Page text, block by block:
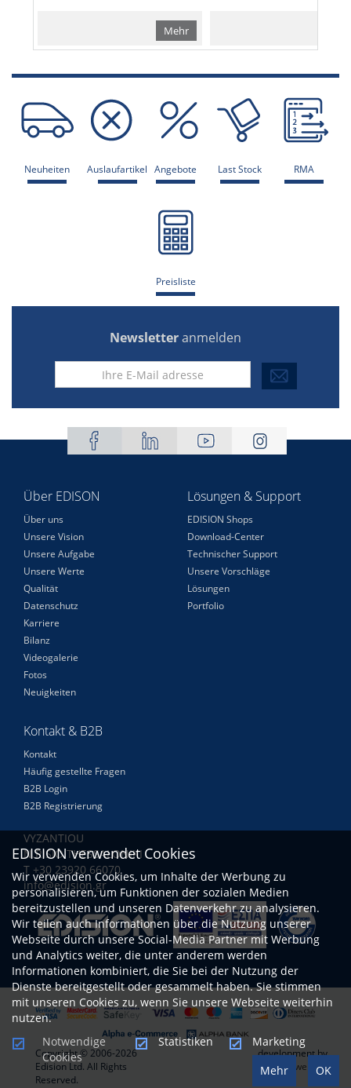
Mehr
Neuheiten Auslaufartikel Angebote Last Stock RMA
Preisliste
Newsletteranmelden
Über EDISON
Über uns
Unsere Vision
Unsere Aufgabe
Unsere Werte
Qualität
Datenschutz
Karriere
Bilanz
Videogalerie
Fotos
Neuigkeiten
Lösungen & Support
EDISION Shops
Download-Center
Technischer Support
Unsere Vorschläge
Lösungen
Portfolio
Kontakt & B2B
Kontakt
Häufig gestellte Fragen
B2B Login
B2B Registrierung
VYZANTIOU
N.RISIO THESSALONIKI
Τ +30 23920 66070
info@edision.gr
Copyright © 2006-2026
Edision Ltd. All Rights
Reserved.
development by
www.netwerk.gr
EDISION verwendet Cookies
Wir verwenden Cookies, um Inhalte der Werbung zu
personalisieren, um Funktionen der sozialen Medien
bereitzustellen und unseren Datenverkehr zu analysieren.
Wir teilen auch Informationen über die Nutzung unserer
Webseite durch unsere Social-Media Partner mit Werbung
und Analytics weiter, die unter anderem werden
Informationen kombiniert, die Sie bei der Nutzung der
Dienste bereitgestellt oder gesammelt haben. Sie stimmen
mit unseren Cookies zu, wenn Sie unsere Webseite weiterhin
nutzen.
Notwendige
Cookies
Statistiken
Marketing
Mehr
OK